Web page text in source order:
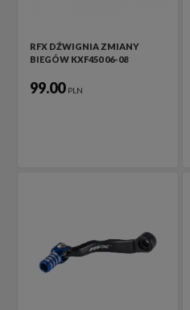
RFX DŹWIGNIA ZMIANY
BIEGÓW KXF450 06-08
99.00 PLN